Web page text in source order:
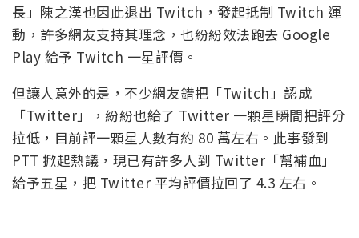
長」陳之漢也因此退出 Twitch，發起抵制 Twitch 運
動，許多網友支持其理念，也紛紛效法跑去 Google
Play 給予 Twitch 一星評價。
但讓人意外的是，不少網友錯把「Twitch」認成
「Twitter」，紛紛也給了 Twitter 一顆星瞬間把評分
拉低，目前評一顆星人數有約 80 萬左右。此事發到
PTT 掀起熱議，現已有許多人到 Twitter「幫補血」
給予五星，把 Twitter 平均評價拉回了 4.3 左右。